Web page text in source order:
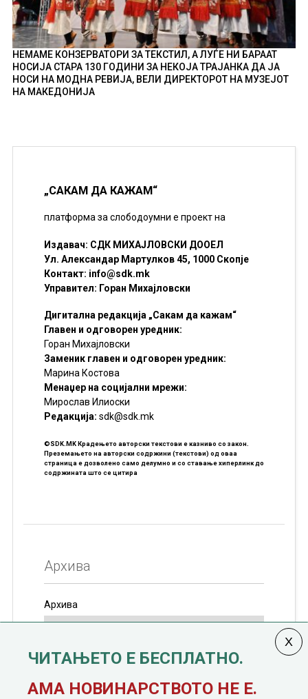
НЕМАМЕ КОНЗЕРВАТОРИ ЗА ТЕКСТИЛ, А ЛУЃЕ НИ БАРААТ
НОСИЈА СТАРА 130 ГОДИНИ ЗА НЕКОЈА ТРАЈАНКА ДА ЈА
НОСИ НА МОДНА РЕВИЈА, ВЕЛИ ДИРЕКТОРОТ НА МУЗЕЈОТ
НА МАКЕДОНИЈА
„САКАМ ДА КАЖАМ“
платформа за слободоумни е проект на
Издавач: СДК МИХАЈЛОВСКИ ДООЕЛ
Ул. Александар Мартулков 45, 1000 Скопје
Контакт: info@sdk.mk
Управител: Горан Михајловски
Дигитална редакција „Сакам да кажам“
Главен и одговорен уредник:
Горан Михајловски
Заменик главен и одговорен уредник:
Марина Костова
Менаџер на социјални мрежи:
Мирослав Илиоски
Редакцијa: sdk@sdk.mk
©SDK.MK Крадењето авторски текстови е казниво со закон.
Преземањето на авторски содржини (текстови) од оваа
страница е дозволено само делумно и со ставање хиперлинк до
содржината што се цитира
Архива
Архива
јануари, 1991 година
ЧИТАЊЕТО Е БЕСПЛАТНО.
АМА НОВИНАРСТВОТО НЕ Е.